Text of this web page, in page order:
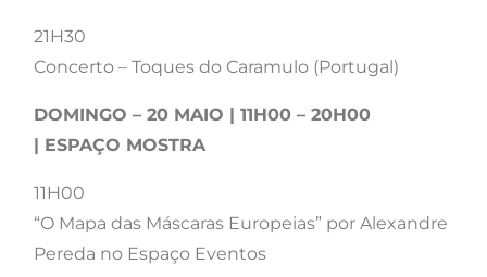
21H30
Concerto – Toques do Caramulo (Portugal)
DOMINGO – 20 MAIO | 11H00 – 20H00
| ESPAÇO MOSTRA
11H00
“O Mapa das Máscaras Europeias” por Alexandre
Pereda no Espaço Eventos